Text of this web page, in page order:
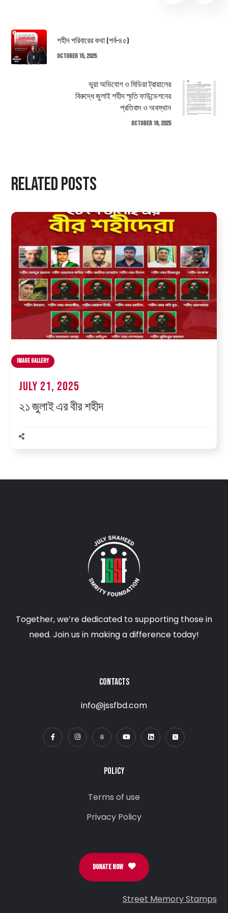
শহীদ পরিবারের কথা (পর্ব–৪৫)
October 15, 2025
ভুয়া অভিযোগ ও মিডিয়া ট্রায়ালের
বিরুদ্ধে জুলাই শহীদ স্মৃতি ফাউন্ডেশনের
প্রতিবাদ ও অবস্থান
October 16, 2025
Related Posts
Image Gallery
July 21, 2025
২১ জুলাই এর বীর শহীদ
Together, we’re dedicated to supporting those in
need. Join us in making a difference today!
CONTACTS
info@jssfbd.com
POLICY
Terms of use
Privacy Policy
DONATE NOW
Street Memory Stamps